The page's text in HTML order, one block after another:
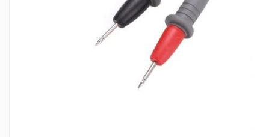
Microfoane Video & Vlogging
Selfie Stickuri pentru Vlogging &